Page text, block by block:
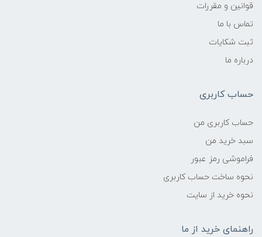
قوانین و مقررات
تماس با ما
ثبت شکایات
درباره ما
حساب کاربری
حساب کاربری من
سبد خرید من
فراموشی رمز عبور
نحوه ساخت حساب کاربری
نحوه خرید از سایت
راهنمای خرید از ما